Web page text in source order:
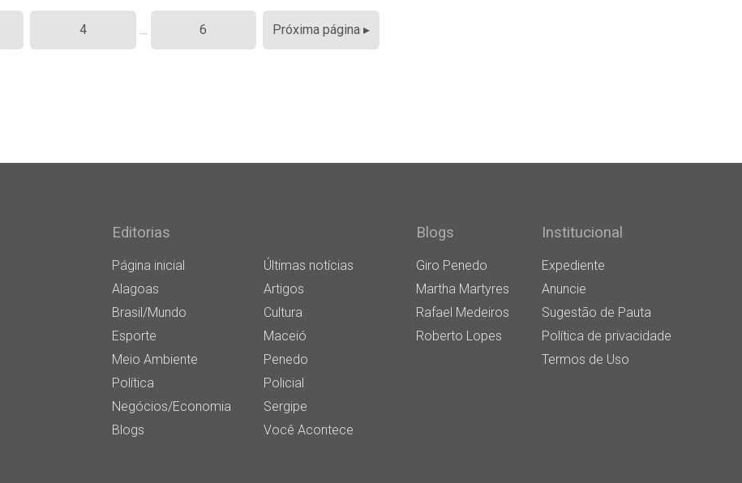
4 … 6 Próxima página ▸
Editorias
Página inicial
Últimas notícias
Alagoas
Artigos
Brasil/Mundo
Cultura
Esporte
Maceió
Meio Ambiente
Penedo
Política
Policial
Negócios/Economia
Sergipe
Blogs
Você Acontece
Blogs
Giro Penedo
Martha Martyres
Rafael Medeiros
Roberto Lopes
Institucional
Expediente
Anuncie
Sugestão de Pauta
Política de privacidade
Termos de Uso